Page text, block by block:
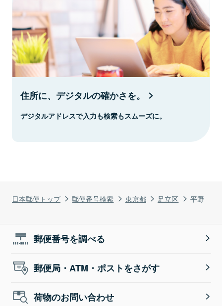
日本郵便トップ 郵便番号検索 東京都 足立区 平野
住所に、デジタルの確かさを。
デジタルアドレスで入力も検索もスムーズに。
郵便番号を調べる
郵便局・ATM・ポストをさがす
荷物のお問い合わせ